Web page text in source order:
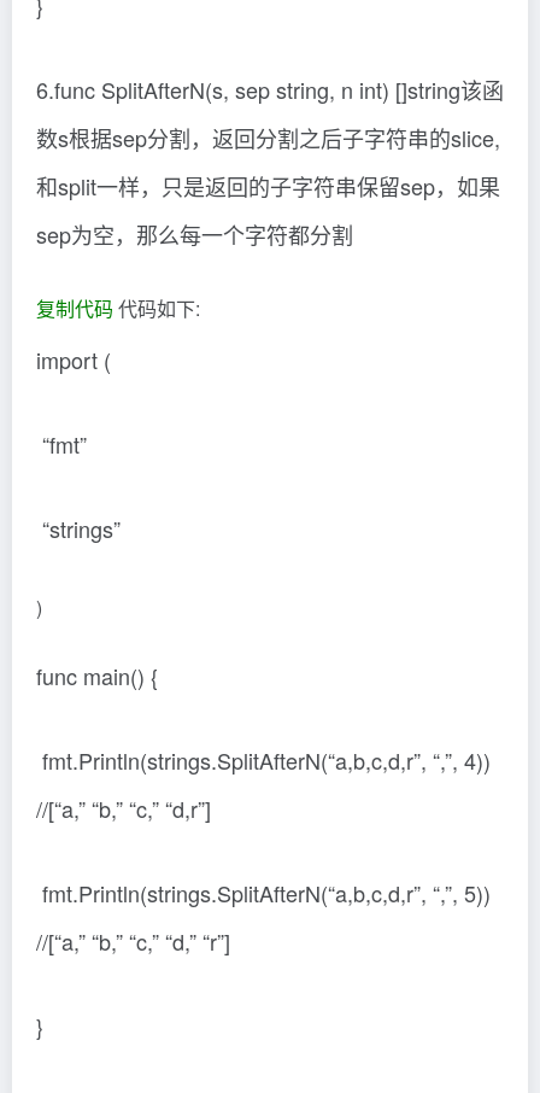
6.func SplitAfterN(s, sep string, n int) []string该函
数s根据sep分割，返回分割之后子字符串的slice,
和split一样，只是返回的子字符串保留sep，如果
sep为空，那么每一个字符都分割
复制代码 代码如下:
import (
“fmt”
“strings”
)
func main() {
fmt.Println(strings.SplitAfterN(“a,b,c,d,r”, “,”, 4))
//[“a,” “b,” “c,” “d,r”]
fmt.Println(strings.SplitAfterN(“a,b,c,d,r”, “,”, 5))
//[“a,” “b,” “c,” “d,” “r”]
}